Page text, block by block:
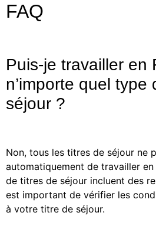
FAQ
Puis-je travailler en
n’importe quel type
séjour ?
Non, tous les titres de séjour ne
automatiquement de travailler
de titres de séjour incluent des
est important de vérifier les
à votre titre de séjour.